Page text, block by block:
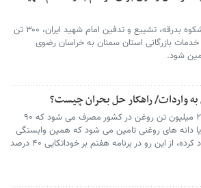
در آستانه برگزاری مراسم باشکوه بدرقه، تشییع و تدفین امام شهید ایران، ۳۰۰ تن
بازرگانی استان سمنان به خراسان رضوی
شود.
بنابر آمار سالانه حدود ۲ میلیون تن روغن در کشور مصرف می شود که ۹۰
دانه های روغنی تامین می شود که همین وابستگی
بالا در تامین، مشکلات متعددی ایجاد کرده، از این رو در برنامه هفتم بر خوداتکایی ۴۰ درصد